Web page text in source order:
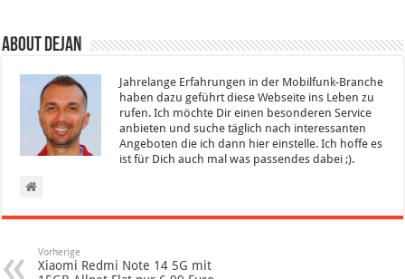
About Dejan
Jahrelange Erfahrungen in der Mobilfunk-Branche
haben dazu geführt diese Webseite ins Leben zu
rufen. Ich möchte Dir einen besonderen Service
anbieten und suche täglich nach interessanten
Angeboten die ich dann hier einstelle. Ich hoffe es
ist für Dich auch mal was passendes dabei ;).
Vorherige
Xiaomi Redmi Note 14 5G mit